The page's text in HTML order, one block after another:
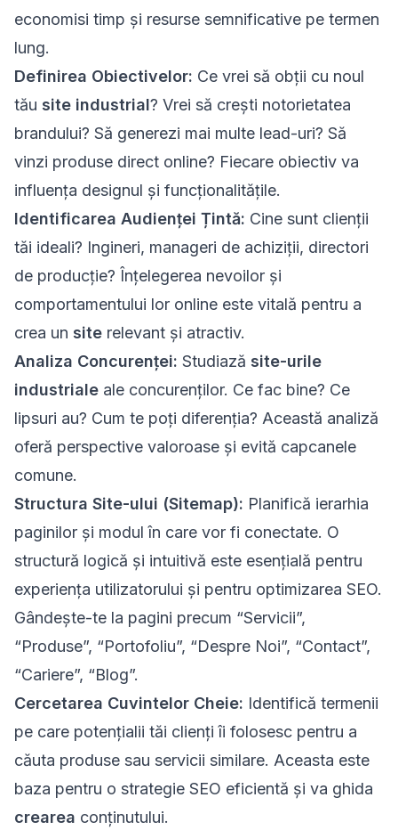
economisi timp și resurse semnificative pe termen
lung.
Definirea Obiectivelor: Ce vrei să obții cu noul
tău site industrial? Vrei să crești notorietatea
brandului? Să generezi mai multe lead-uri? Să
vinzi produse direct online? Fiecare obiectiv va
influența designul și funcționalitățile.
Identificarea Audienței Țintă: Cine sunt clienții
tăi ideali? Ingineri, manageri de achiziții, directori
de producție? Înțelegerea nevoilor și
comportamentului lor online este vitală pentru a
crea un site relevant și atractiv.
Analiza Concurenței: Studiază site-urile
industriale ale concurenților. Ce fac bine? Ce
lipsuri au? Cum te poți diferenția? Această analiză
oferă perspective valoroase și evită capcanele
comune.
Structura Site-ului (Sitemap): Planifică ierarhia
paginilor și modul în care vor fi conectate. O
structură logică și intuitivă este esențială pentru
experiența utilizatorului și pentru optimizarea SEO.
Gândește-te la pagini precum “Servicii”,
“Produse”, “Portofoliu”, “Despre Noi”, “Contact”,
“Cariere”, “Blog”.
Cercetarea Cuvintelor Cheie: Identifică termenii
pe care potențialii tăi clienți îi folosesc pentru a
căuta produse sau servicii similare. Aceasta este
baza pentru o strategie SEO eficientă și va ghida
crearea conținutului.